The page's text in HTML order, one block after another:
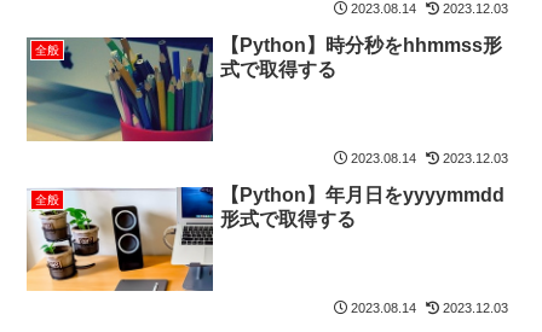
2023.08.14 2023.12.03
全般
【Python】時分秒をhhmmss形
式で取得する
2023.08.14 2023.12.03
全般
【Python】年月日をyyyymmdd
形式で取得する
2023.08.14 2023.12.03